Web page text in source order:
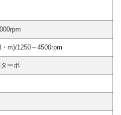
m)/1250～4500rpm
ーボ